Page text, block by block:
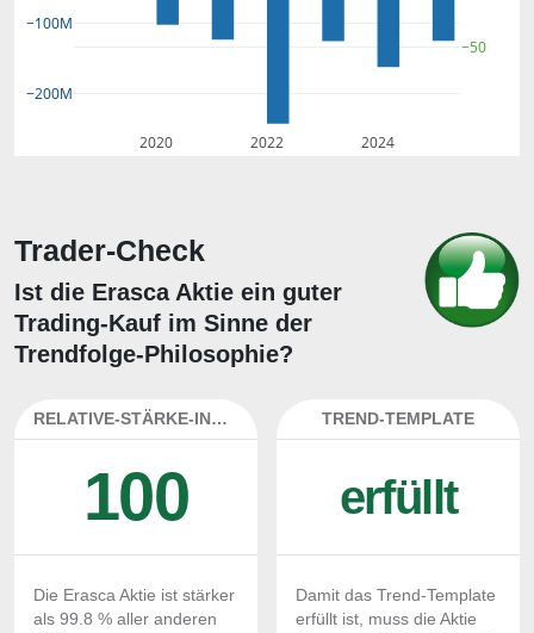
2020 2022 2024
−200M
−100M
−50
Trader-Check
Ist die Erasca Aktie ein guter
Trading-Kauf im Sinne der
Trendfolge-Philosophie?
RELATIVE-STÄRKE-INDEX
100
Die Erasca Aktie ist stärker
als 99.8 % aller anderen
TREND-TEMPLATE
erfüllt
Damit das Trend-Template
erfüllt ist, muss die Aktie